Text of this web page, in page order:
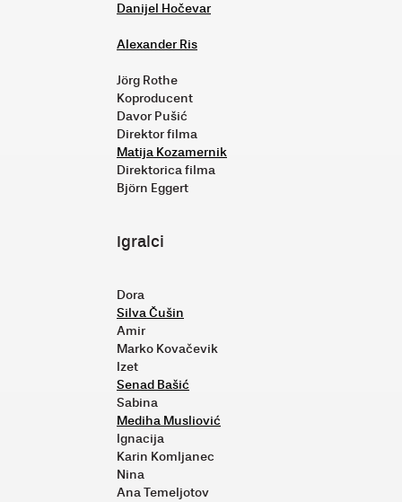
Danijel Hočevar
Alexander Ris
Jörg Rothe
Koproducent
Davor Pušić
Direktor filma
Matija Kozamernik
Direktorica filma
Björn Eggert
Igralci
Dora
Silva Čušin
Amir
Marko Kovačevik
Izet
Senad Bašić
Sabina
Mediha Musliović
Ignacija
Karin Komljanec
Nina
Ana Temeljotov